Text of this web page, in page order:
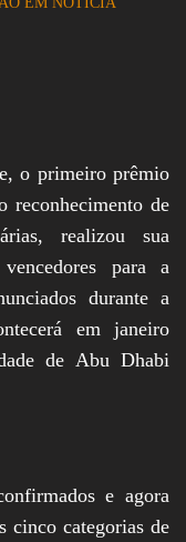
RH,
o primeiro prêmio
reconhecimento de
realizou sua
para a
durante a
em janeiro
de Abu Dhabi
e agora
cinco categorias de